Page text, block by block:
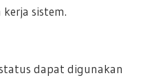
sistem.
dapat digunakan